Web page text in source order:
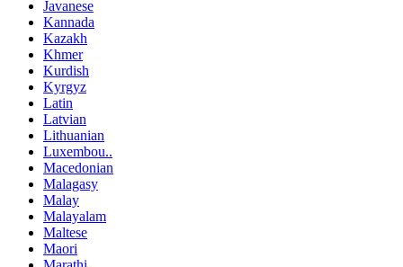
Javanese
Kannada
Kazakh
Khmer
Kurdish
Kyrgyz
Latin
Latvian
Lithuanian
Luxembou..
Macedonian
Malagasy
Malay
Malayalam
Maltese
Maori